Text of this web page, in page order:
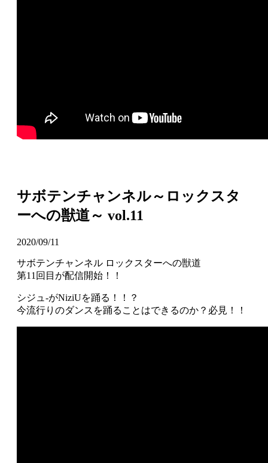
サボテンチャンネル～ロックスタ
ーへの獣道～ vol.11
2020/09/11
サボテンチャンネル ロックスターへの獣道
第11回目が配信開始！！
シジュ-がNiziUを踊る！！？
今流行りのダンスを踊ることはできるのか？必見！！